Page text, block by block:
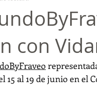
con
15 al 19 de junio en el